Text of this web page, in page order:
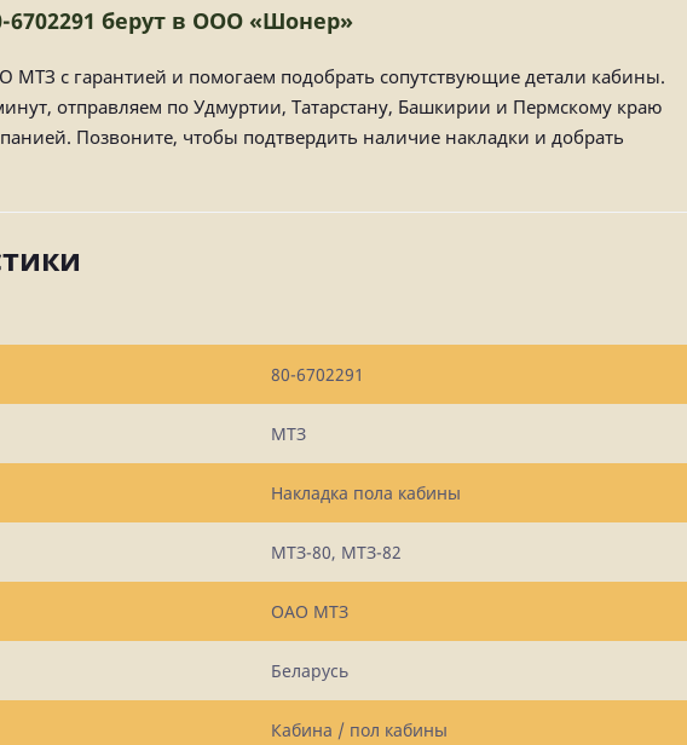
6702291 берут в ООО «Шонер»
МТЗ с гарантией и помогаем подобрать сопутствующие детали кабины.
отправляем по Удмуртии, Татарстану, Башкирии и Пермскому краю
Позвоните, чтобы подтвердить наличие накладки и добрать
80-6702291
МТЗ
Накладка пола кабины
МТЗ-80, МТЗ-82
ОАО МТЗ
Беларусь
Кабина / пол кабины